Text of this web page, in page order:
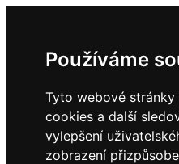
Používáme
Tyto webové
cookies a další
vylepšení
zobrazení